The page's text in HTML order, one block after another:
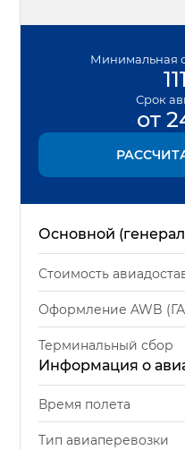
Минимальная
Срок
от
Основной
Стоимость
Оформление AWB
Терминальный сбор
Информация о
Время полета
Тип авиаперевозки